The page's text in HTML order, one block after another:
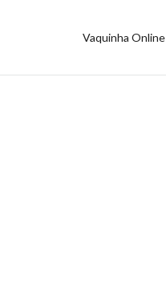
Vaquinha Online